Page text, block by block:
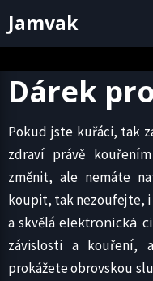
toJamvak
Dárek
Pokud jste kuřáci, tak
zdraví právě
změnit, ale nemáte
koupit, tak nezoufejte, i
a skvěláelektronická
závislosti a kouření,
prokážete obrovskou